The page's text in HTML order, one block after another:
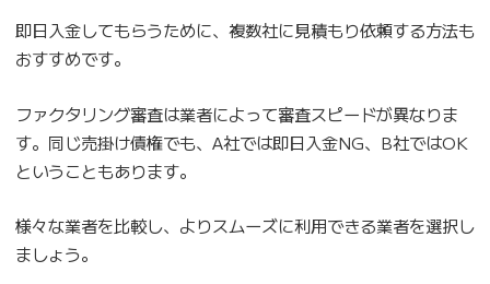
即日入金してもらうために、複数社に見積もり依頼する方法も
おすすめです。
ファクタリング審査は業者によって審査スピードが異なりま
す。同じ売掛け債権でも、A社では即日入金NG、B社ではOK
ということもあります。
様々な業者を比較し、よりスムーズに利用できる業者を選択し
ましょう。